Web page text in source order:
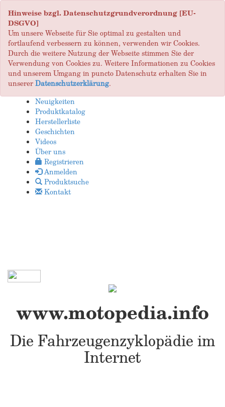
Hinweise bzgl. Datenschutzgrundverordnung [EU-
DSGVO]
Um unsere Webseite für Sie optimal zu gestalten und
fortlaufend verbessern zu können, verwenden wir Cookies.
Durch die weitere Nutzung der Webseite stimmen Sie der
Verwendung von Cookies zu. Weitere Informationen zu Cookies
und unserem Umgang in puncto Datenschutz erhalten Sie in
unsererDatenschutzerklärung.
Neuigkeiten
Produktkatalog
Herstellerliste
Geschichten
Videos
Über uns
Registrieren
Anmelden
Produktsuche
Kontakt
www.motopedia.info
Die Fahrzeugenzyklopädie im
Internet